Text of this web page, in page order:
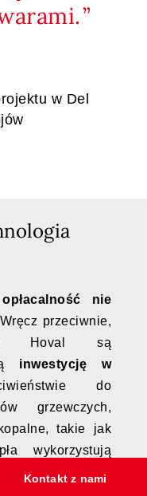
w Del
nie
Wręcz przeciwnie,
Hoval są
inwestycję w
do
grzewczych,
takie jak
wykorzystują
Kontakt z nami